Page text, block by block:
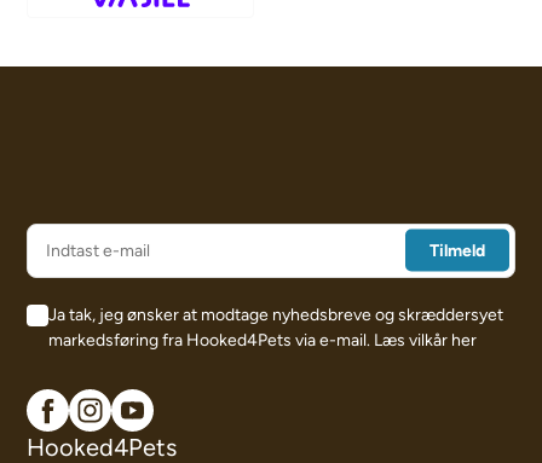
Ja tak, jeg ønsker at modtage nyhedsbreve og skræddersyet
markedsføring fra Hooked4Pets via e-mail. Læs vilkår her
Hooked4Pets